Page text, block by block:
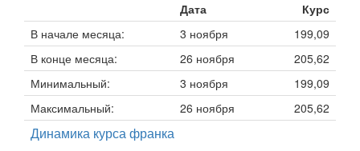
Дата
Курс
В начале месяца:
3 ноября
199,09
В конце месяца:
26 ноября
205,62
Минимальный:
3 ноября
199,09
Максимальный:
26 ноября 205,62
Динамика курса франка